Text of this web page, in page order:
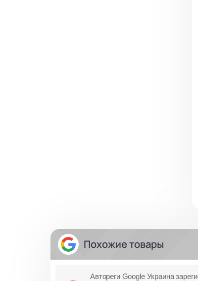
Похожие товары
Автореги Google Украина